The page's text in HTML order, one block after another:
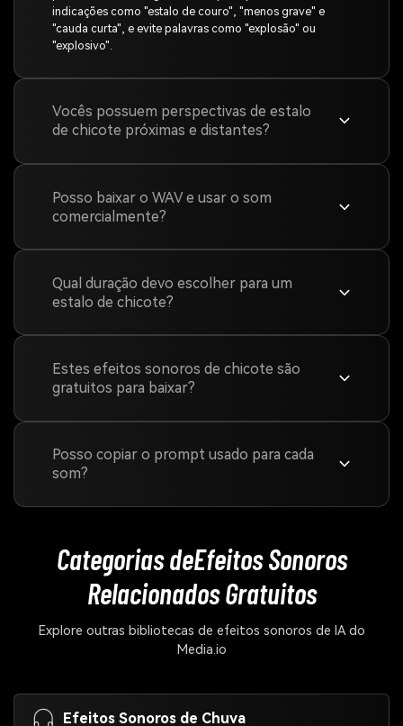
indicações como "estalo de couro", "menos grave" e
"cauda curta", e evite palavras como "explosão" ou
"explosivo".
Vocês possuem perspectivas de estalo
de chicote próximas e distantes?
Posso baixar o WAV e usar o som
comercialmente?
Qual duração devo escolher para um
estalo de chicote?
Estes efeitos sonoros de chicote são
gratuitos para baixar?
Posso copiar o prompt usado para cada
som?
Categorias deEfeitos Sonoros
Relacionados Gratuitos
Explore outras bibliotecas de efeitos sonoros de IA do
Media.io
Efeitos Sonoros de Chuva